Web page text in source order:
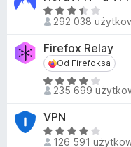
2
/
n
a
4
,
6
/
O
c
e
n
a
:
,
7
/
292 038
Firefox Relay
Od Firefoksa
Od Firefoksa
O
c
e
n
a
235 699
VPN
O
126 591